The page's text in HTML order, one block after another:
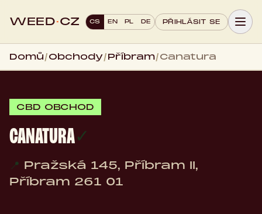
WEED·CZ CS EN PL DE PŘIHLÁSIT SE
Domů/Obchody/Příbram/Canatura
CBD OBCHOD
CANATURA✓
📍 Pražská 145, Příbram II,
Příbram 261 01